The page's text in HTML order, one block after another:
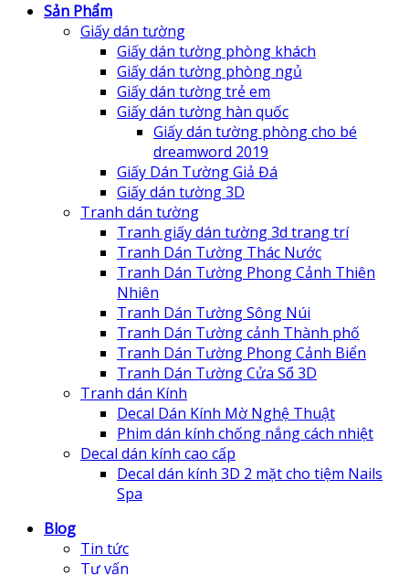
Sản Phẩm
Giấy dán tường
Giấy dán tường phòng khách
Giấy dán tường phòng ngủ
Giấy dán tường trẻ em
Giấy dán tường hàn quốc
Giấy dán tường phòng cho bé
dreamword 2019
Giấy Dán Tường Giả Đá
Giấy dán tường 3D
Tranh dán tường
Tranh giấy dán tường 3d trang trí
Tranh Dán Tường Thác Nước
Tranh Dán Tường Phong Cảnh Thiên
Nhiên
Tranh Dán Tường Sông Núi
Tranh Dán Tường cảnh Thành phố
Tranh Dán Tường Phong Cảnh Biển
Tranh Dán Tường Cửa Sổ 3D
Tranh dán Kính
Decal Dán Kính Mờ Nghệ Thuật
Phim dán kính chống nắng cách nhiệt
Decal dán kính cao cấp
Decal dán kính 3D 2 mặt cho tiệm Nails
Spa
Blog
Tin tức
Tư vấn